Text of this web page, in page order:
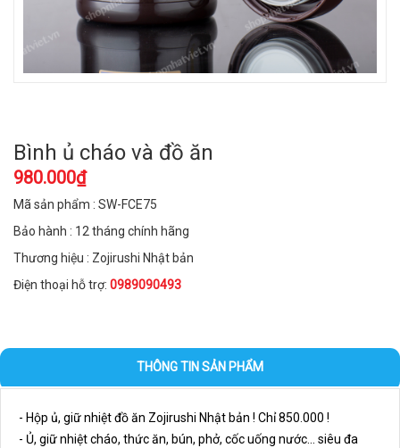
Bình ủ cháo và đồ ăn
980.000₫
Mã sản phẩm : SW-FCE75
Bảo hành : 12 tháng chính hãng
Thương hiệu : Zojirushi Nhật bản
Điện thoại hỗ trợ: 0989090493
THÔNG TIN SẢN PHẨM
- Hộp ủ, giữ nhiệt đồ ăn Zojirushi Nhật bản ! Chỉ 850.000 !
- Ủ, giữ nhiệt cháo, thức ăn, bún, phở, cốc uống nước... siêu đa